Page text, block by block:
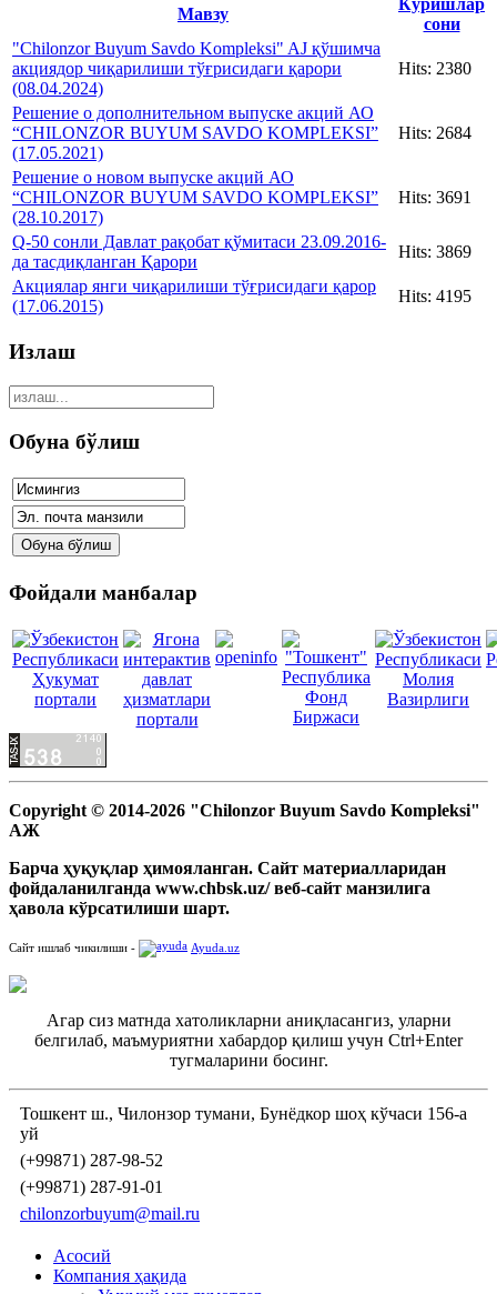
Мавзу
сони
"Chilonzor Buyum Savdo Kompleksi" AJ қўшимча
акциядор чиқарилиши тўғрисидаги қарори
(08.04.2024)
Hits: 2380
Решение о дополнительном выпуске акций АО
“CHILONZOR BUYUM SAVDO KOMPLEKSI”
(17.05.2021)
Hits: 2684
Решение о новом выпуске акций АО
“CHILONZOR BUYUM SAVDO KOMPLEKSI”
(28.10.2017)
Hits: 3691
Q-50 сонли Давлат рақобат қўмитаси 23.09.2016-
да тасдиқланган Қарори
Hits: 3869
Акциялар янги чиқарилиши тўғрисидаги қарор
(17.06.2015)
Hits: 4195
Излаш
Обуна бўлиш
Фойдали манбалар
Copyright © 2014-2026 "Chilonzor Buyum Savdo Kompleksi"
АЖ
Барча ҳуқуқлар ҳимояланган. Сайт материалларидан
фойдаланилганда www.chbsk.uz/ веб-сайт манзилига
ҳавола кўрсатилиши шарт.
Сайт ишлаб чикилиши - Ayuda.uz
Агар сиз матнда хатоликларни аниқласангиз, уларни
белгилаб, маъмуриятни хабардор қилиш учун Ctrl+Enter
тугмаларини босинг.
Тошкент ш., Чилонзор тумани, Бунёдкор шоҳ кўчаси 156-а
уй
(+99871) 287-98-52
(+99871) 287-91-01
chilonzorbuyum@mail.ru
Асосий
Компания ҳақида